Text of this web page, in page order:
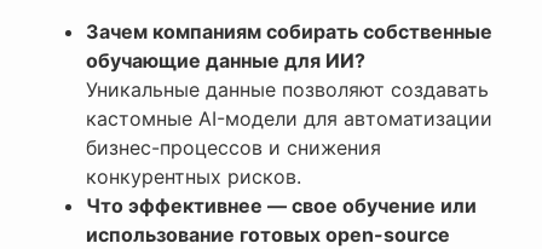
Зачем компаниям собирать собственные
обучающие данные для ИИ?
Уникальные данные позволяют создавать
кастомные AI-модели для автоматизации
бизнес-процессов и снижения
конкурентных рисков.
Что эффективнее — свое обучение или
использование готовых open-source